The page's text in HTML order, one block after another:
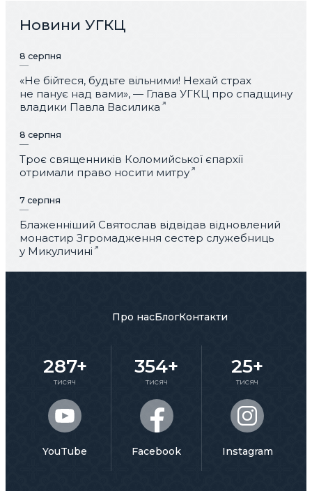
Новини УГКЦ
8 серпня
«Не бійтеся, будьте вільними! Нехай страх
не панує над вами», — Глава УГКЦ про спадщину
владики Павла Василика
8 серпня
Троє священників Коломийської єпархії
отримали право носити митру
7 серпня
Блаженніший Святослав відвідав відновлений
монастир Згромадження сестер служебниць
у Микуличині
Про насБлогКонтакти
287+
тисяч
YouTube
354+
тисяч
Facebook
25+
тисяч
Instagram